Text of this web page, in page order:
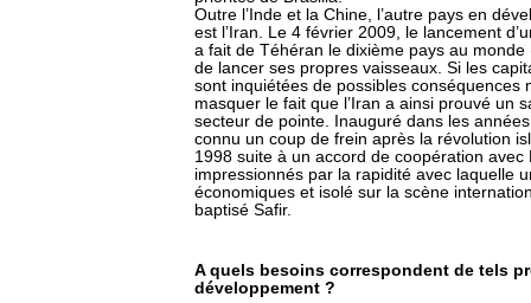
Outre l’Inde et la Chine, l’autre pays en
est l’Iran. Le 4 février 2009, le lancement
a fait de Téhéran le dixième pays au
de lancer ses propres vaisseaux. Si les
sont inquiétées de possibles conséquences
masquer le fait que l’Iran a ainsi prouvé un
secteur de pointe. Inauguré dans les
connu un coup de frein après la révolution
1998 suite à un accord de coopération
impressionnés par la rapidité avec laquelle
économiques et isolé sur la scène
baptisé Safir.
A quels besoins correspondent de tels
développement ?